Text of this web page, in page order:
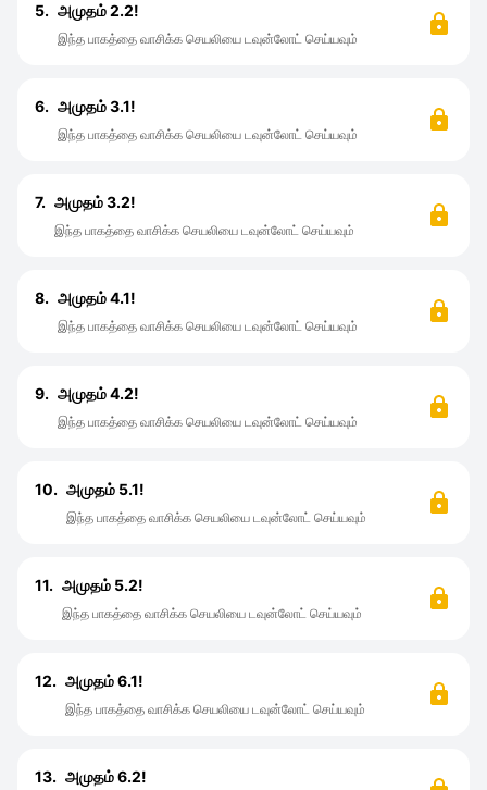
5. அமுதம் 2.2!
இந்த பாகத்தை வாசிக்க செயலியை டவுன்லோட் செய்யவும்
6. அமுதம் 3.1!
இந்த பாகத்தை வாசிக்க செயலியை டவுன்லோட் செய்யவும்
7. அமுதம் 3.2!
இந்த பாகத்தை வாசிக்க செயலியை டவுன்லோட் செய்யவும்
8. அமுதம் 4.1!
இந்த பாகத்தை வாசிக்க செயலியை டவுன்லோட் செய்யவும்
9. அமுதம் 4.2!
இந்த பாகத்தை வாசிக்க செயலியை டவுன்லோட் செய்யவும்
10. அமுதம் 5.1!
இந்த பாகத்தை வாசிக்க செயலியை டவுன்லோட் செய்யவும்
11. அமுதம் 5.2!
இந்த பாகத்தை வாசிக்க செயலியை டவுன்லோட் செய்யவும்
12. அமுதம் 6.1!
இந்த பாகத்தை வாசிக்க செயலியை டவுன்லோட் செய்யவும்
13. அமுதம் 6.2!